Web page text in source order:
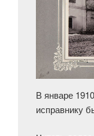
В январе
исправнику